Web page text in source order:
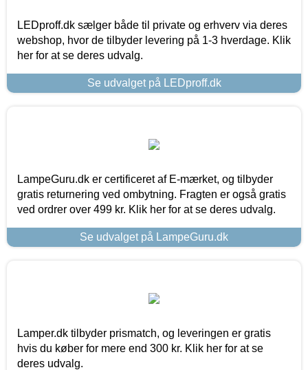
LEDproff.dk sælger både til private og erhverv via deres
webshop, hvor de tilbyder levering på 1-3 hverdage. Klik
her for at se deres udvalg.
Se udvalget på LEDproff.dk
LampeGuru.dk er certificeret af E-mærket, og tilbyder
gratis returnering ved ombytning. Fragten er også gratis
ved ordrer over 499 kr. Klik her for at se deres udvalg.
Se udvalget på LampeGuru.dk
Lamper.dk tilbyder prismatch, og leveringen er gratis
hvis du køber for mere end 300 kr. Klik her for at se
deres udvalg.